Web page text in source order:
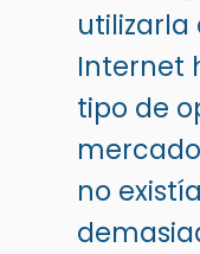
utilizarla
Internet
tipo de
no